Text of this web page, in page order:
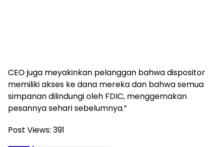
CEO juga meyakinkan pelanggan bahwa dispositor
memiliki akses ke dana mereka dan bahwa semua
simpanan dilindungi oleh FDIC, menggemakan
pesannya sehari sebelumnya.”
Post Views: 391